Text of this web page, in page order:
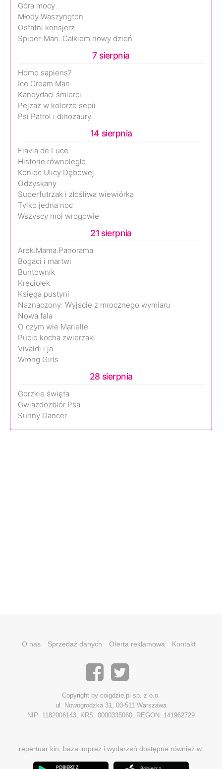
Góra mocy
Młody Waszyngton
Ostatni konsjerż
Spider-Man. Całkiem nowy dzień
7 sierpnia
Homo sapiens?
Ice Cream Man
Kandydaci śmierci
Pejzaż w kolorze sepii
Psi Patrol i dinozaury
14 sierpnia
Flavia de Luce
Historie równoległe
Koniec Ulicy Dębowej
Odzyskany
Superfutrzak i złośliwa wiewiórka
Tylko jedna noc
Wszyscy moi wrogowie
21 sierpnia
Arek.Mama.Panorama
Bogaci i martwi
Buntownik
Kręciołek
Księga pustyni
Naznaczony: Wyjście z mrocznego wymiaru
Nowa fala
O czym wie Marielle
Pucio kocha zwierzaki
Vivaldi i ja
Wrong Girls
28 sierpnia
Gorzkie święta
Gwiazdozbiór Psa
Sunny Dancer
O nas Sprzedaż danych Oferta reklamowa Kontakt
Copyright by coigdzie.pl sp. z o.o.
ul. Nowogrodzka 31, 00-511 Warszawa
NIP: 1182006143, KRS: 0000335060, REGON: 141962729
repertuar kin, baza imprez i wydarzeń dostępne również w: